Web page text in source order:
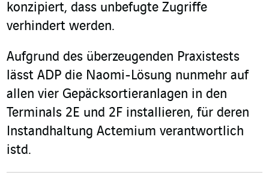
konzipiert, dass unbefugte Zugriffe
verhindert werden.
Aufgrund des überzeugenden Praxistests
lässt ADP die Naomi-Lösung nunmehr auf
allen vier Gepäcksortieranlagen in den
Terminals 2E und 2F installieren, für deren
Instandhaltung Actemium verantwortlich
istd.